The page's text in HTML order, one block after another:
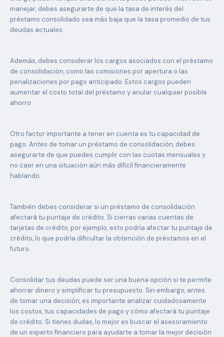
manejar, debes asegurarte de que la tasa de interés del
préstamo consolidado sea más baja que la tasa promedio de tus
deudas actuales.
Además, debes considerar los cargos asociados con el préstamo
de consolidación, como las comisiones por apertura o las
penalizaciones por pago anticipado. Estos cargos pueden
aumentar el costo total del préstamo y anular cualquier posible
ahorro.
Otro factor importante a tener en cuenta es tu capacidad de
pago. Antes de tomar un préstamo de consolidación, debes
asegurarte de que puedes cumplir con las cuotas mensuales y
no caer en una situación aún más difícil financieramente
hablando.
También debes considerar si un préstamo de consolidación
afectará tu puntaje de crédito. Si cierras varias cuentas de
tarjetas de crédito, por ejemplo, esto podría afectar tu puntaje de
crédito, lo que podría dificultar la obtención de préstamos en el
futuro.
Consolidar tus deudas puede ser una buena opción si te permite
ahorrar dinero y simplificar tu presupuesto. Sin embargo, antes
de tomar una decisión, es importante analizar cuidadosamente
los costos, tus capacidades de pago y cómo afectará tu puntaje
de crédito. Si tienes dudas, lo mejor es buscar el asesoramiento
de un experto financiero para ayudarte a tomar la mejor decisión